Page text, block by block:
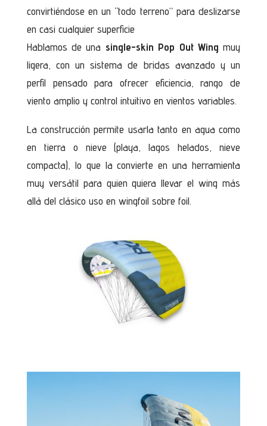
convirtiéndose en un “todo terreno” para deslizarse
en casi cualquier superficie
Hablamos de una single-skin Pop Out Wing muy
ligera, con un sistema de bridas avanzado y un
perfil pensado para ofrecer eficiencia, rango de
viento amplio y control intuitivo en vientos variables.
La construcción permite usarla tanto en agua como
en tierra o nieve (playa, lagos helados, nieve
compacta), lo que la convierte en una herramienta
muy versátil para quien quiera llevar el wing más
allá del clásico uso en wingfoil sobre foil.